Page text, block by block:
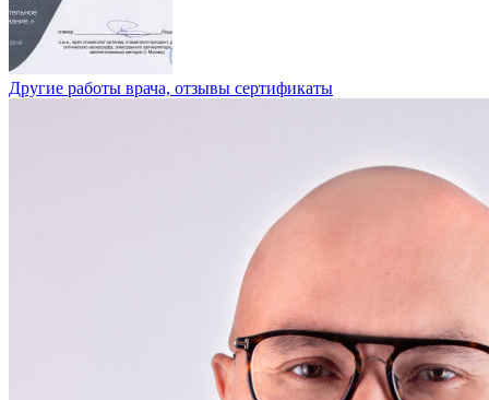
Другие работы врача, отзывы сертификаты